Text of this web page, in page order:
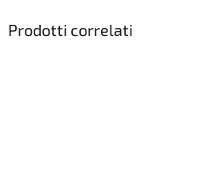
Prodotti correlati